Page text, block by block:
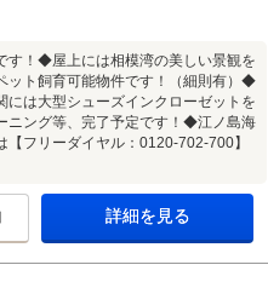
す！◆屋上には相模湾の美しい景観を
ット飼育可能物件です！（細則有）◆
は大型シューズインクローゼットを
ニング等、完了予定です！◆江ノ島海
フリーダイヤル：0120-702-700】
詳細を見る